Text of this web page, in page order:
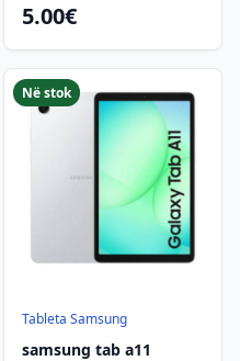
5.00€
Tableta Samsung
samsung tab a11
Në stok